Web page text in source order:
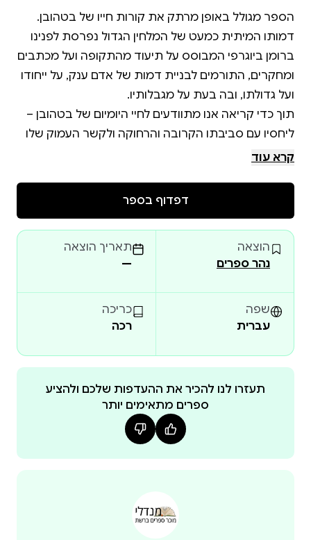
הספר מגולל באופן מרתק את קורות חייו של בטהובן.
דמותו המיתית כמעט של המלחין הגדול נפרסת לפנינו
ברומן ביוגרפי המבוסס על תיעוד מהתקופה ועל מכתבים
ומחקרים, התורמים לבניית דמות של אדם ענק, על ייחודו
תוך כדי קריאה אנו מתוודעים לחיי היומיום של בטהובן –
ליחסיו עם סביבתו הקרובה והרחוקה ולקשר העמוק שלו
מהפן האמנותי – היוצר זוכה להכרה בדורו, אך מתקשה
בסוף חייו להיות מובן אף לבני חוגו; מהפן הפוליטי – האמן
המרדן והסורר מושפע מן הרוח המשחררת של המהפכה
הצרפתית; ומהפן האישי – בטהובן מתוסכל מבריאותו
הלקויה ומהתחרשותו, וגם מאי יכולתו להקים משפחה
ומאכזבתו הגדולה בימיו האחרונים: כישלונו באימוץ אחיינו
זהו שער כניסה ראוי ומאלף לעולמו של המלחין, וימצאו בו
עניין רב הן חובבי מוזיקה – מנגנים ומאזינים, והן מי
(ראובן סֶרוסי, בית הספר למוזיקה, אוניברסיטת תל
צבי צֹרי הוא מחנך מוזיקלי שהעמיד תלמידים הרבה ובהם
"מדריך למורה" 1992, הוצאת המחבר); "דרכים בהוראת
הסולפג'" (הוצאת המחבר, 1996); יומנו של מוצרט" (אור
קרא עוד
דפדוף בספר
הוצאה
נהר ספרים
תאריך הוצאה
—
שפה
עברית
כריכה
רכה
תעזרו לנו להכיר את ההעדפות שלכם ולהציע
ספרים מתאימים יותר